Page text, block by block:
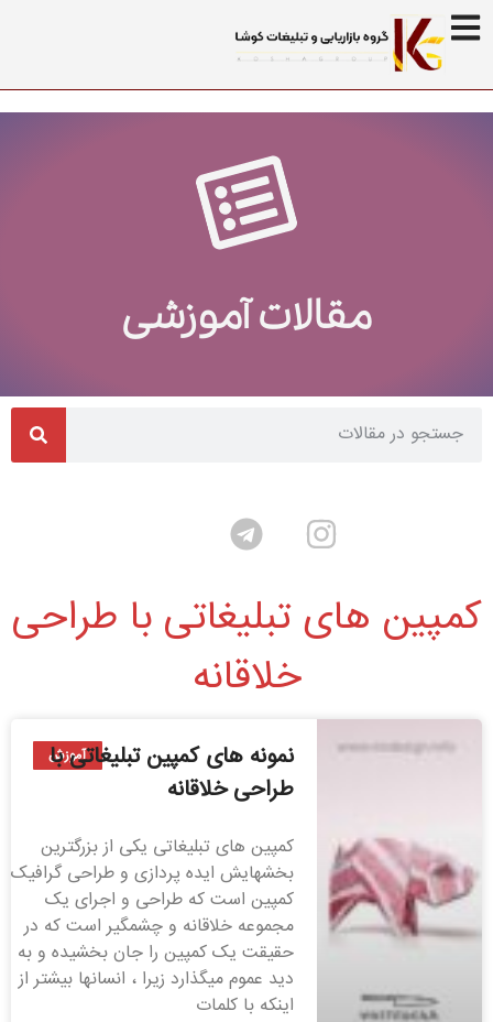
مقالات آموزشی
کمپین های تبلیغاتی با طراحی
خلاقانه
آموزش
نمونه های کمپین تبلیغاتی با
طراحی خلاقانه
کمپین های تبلیغاتی یکی از بزرگترین
بخشهایش ایده پردازی و طراحی گرافیک
کمپین است که طراحی و اجرای یک
مجموعه خلاقانه و چشمگیر است که در
حقیقت یک کمپین را جان بخشیده و به
دید عموم میگذارد زیرا ، انسانها بیشتر از
اینکه با کلمات